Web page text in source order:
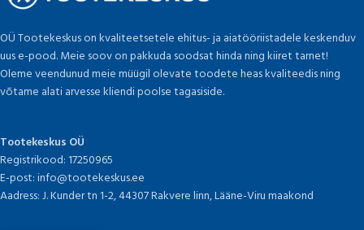
OÜ Tootekeskus on kvaliteetsetele ehitus- ja aiatööriistadele keskenduv
uus e-pood. Meie soov on pakkuda soodsat hinda ning kiiret tarnet!
Oleme veendunud meie müügil olevate toodete heas kvaliteedis ning
võtame alati arvesse kliendi poolse tagasiside.
Tootekeskus OÜ
Registrikood: 17250965
E-post: info@tootekeskus.ee
Aadress: J. Kunder tn 1-2, 44307 Rakvere linn, Lääne-Viru maakond